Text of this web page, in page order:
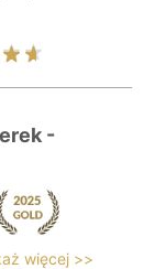
-
więcej >>